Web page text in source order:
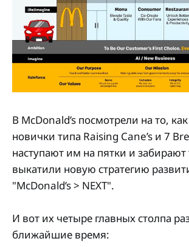
В McDonald’s посмотрели на то,
новички типа Raising Cane’s и 7
наступают им на пятки и
выкатили новую стратегию
"McDonald’s > NEXT".
И вот их четыре главных столпа
ближайшие время: